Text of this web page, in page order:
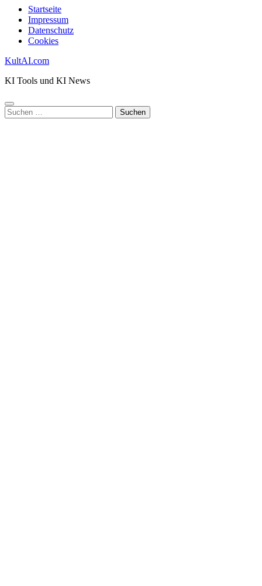
Startseite
Impressum
Datenschutz
Cookies
KultAI.com
KI Tools und KI News
Suchen
nach: